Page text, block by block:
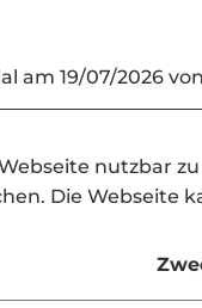
am 19/07/2026 von
nutzbar
Die Webseite